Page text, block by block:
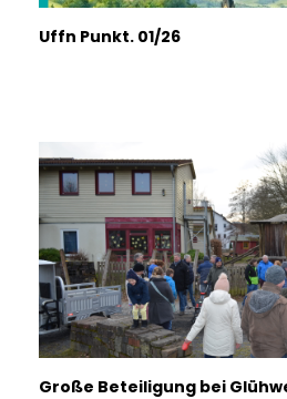
Uffn Punkt. 01/26
Große Beteiligung bei